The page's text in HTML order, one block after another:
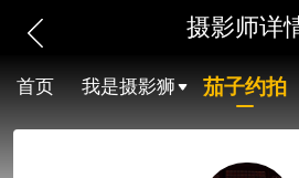
摄影师详
首页 我是摄影狮 茄子约拍